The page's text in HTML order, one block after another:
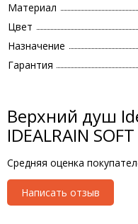
Материал
Цвет
Назначение
Гарантия
Верхний душ
IDEALRAIN
Средняя оценка
Написать отзыв